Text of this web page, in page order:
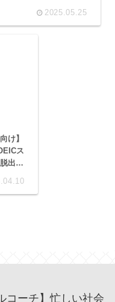
昇進を掴む！
2025.05.25
け】
ス
出！
で短
コーチ】忙しい社会